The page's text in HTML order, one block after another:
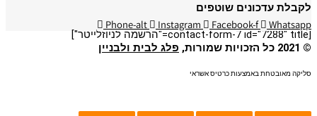
לקבלת עדכונים שוטפים
[contact-form-7 id="7288" title="הרשמה לניוזלייטר"]
Phone-alt Instagram Facebook-f Whatsapp
© 2021 כל הזכויות שמורות, פלג לבית ולבניין
סליקה מאובטחת באמצעות כרטיס אשראי